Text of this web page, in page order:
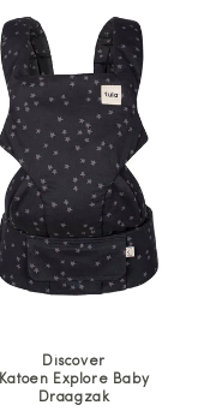
Discover
Katoen Explore Baby
Draagzak